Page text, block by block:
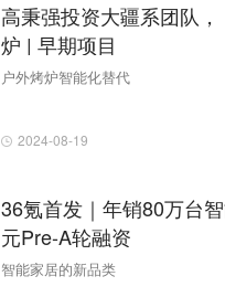
高秉强投资大疆系团队
炉 | 早期项目
户外烤炉智能化替代
2024-08-19
36氪首发｜年销80万台
元Pre-A轮融资
智能家居的新品类